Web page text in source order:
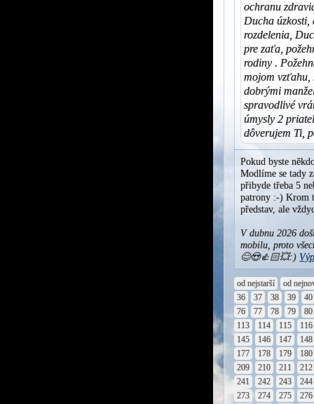
ochranu
Ducha úzkosti,
rozdelenia,
pre zaťa,
rodiny .
mojom vzťahu,
dobrými
spravodlivé
úmysly 2
dôverujem Ti,
Pokud byste
Modlíme se tady
přibyde třeba 5
patrony :-) Krom
představ, ale
V dubnu 2026
mobilu, proto
😊😍👍🏻💥:)
od nejstarší
od
36
37 38 39
40
76
77 78 79
80
113
114 115
116
145
146 147
148
177
178 179
180
209
210 211
212
241
242 243
244
273
274 275
276